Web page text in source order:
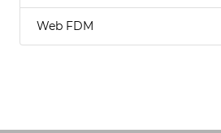
Web FDM